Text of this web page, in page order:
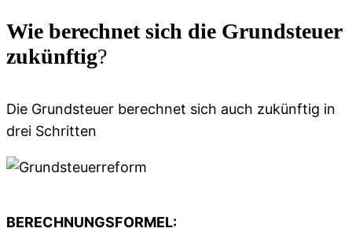
Wie berechnet sich die Grundsteuer
zukünftig?
Die Grundsteuer berechnet sich auch zukünftig in
drei Schritten
BERECHNUNGSFORMEL: